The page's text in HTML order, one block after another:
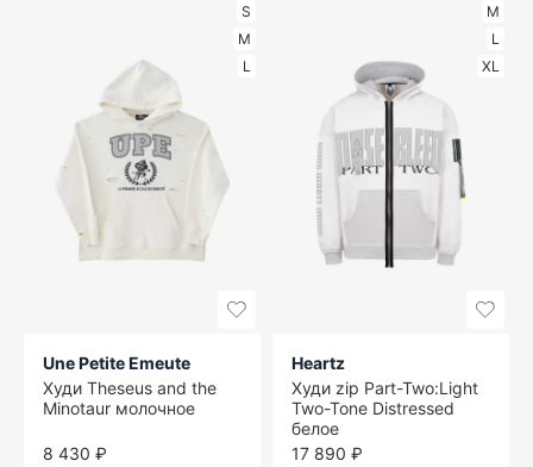
S
M
L
Une Petite Emeute
Худи Theseus and the
Minotaur молочное
8 430 ₽
M
L
XL
Heartz
Худи zip Part-Two:Light
Two-Tone Distressed
белое
17 890 ₽